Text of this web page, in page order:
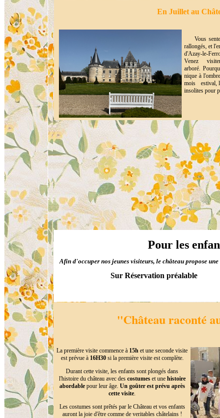
En Juillet au
Vous
rallongés, et
d'Azay-le-
Venez
arboré.
nique à
mois estival,
insolites pour
Pour les
Afin d'occuper nos jeunes visiteurs, le château propose
Sur Réservation préalable
"Château raconté
La première visite commence à 15h et une seconde visite
est prévue à 16H30si la première visite est complète.
Durant cette visite, les enfants sont plongés dans
l'histoire du château avec des costumeset une histoire
abordablepour leur âge. Un goûter est prévu après
cette visite.
Les costumes sont prêtés par le Château et vos enfants
auront la joie d'être comme de veritables châtelains !